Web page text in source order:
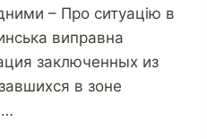
– Про ситуацію в
виправна
заключенных из
в зоне